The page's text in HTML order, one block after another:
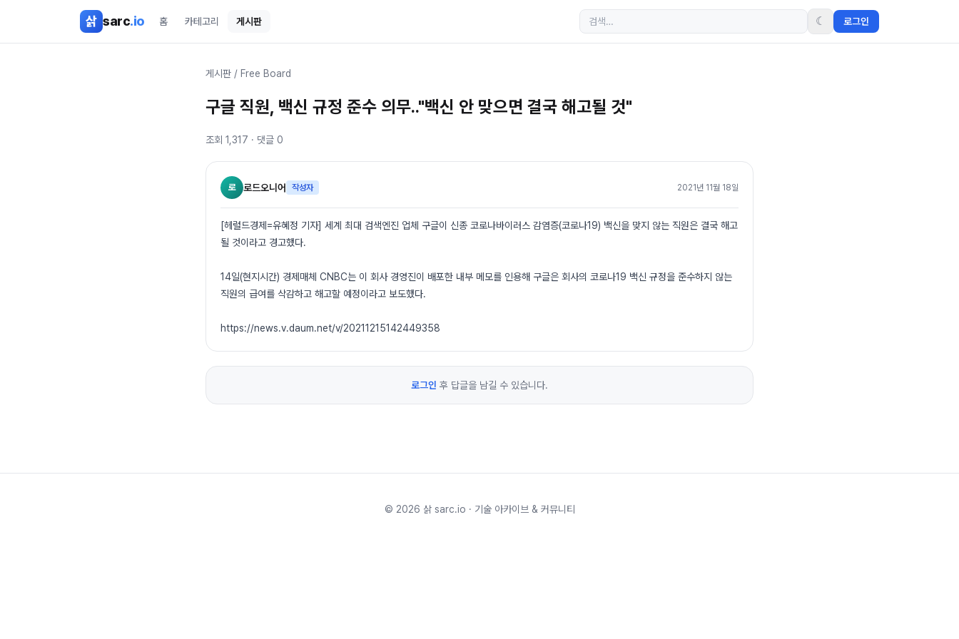
삵 sarc.io 홈 카테고리 게시판 ☾ 로그인
게시판 / Free Board
구글 직원, 백신 규정 준수 의무.."백신 안 맞으면 결국 해고될 것"
조회 1,317 · 댓글 0
로 로드오니어 작성자 2021년 11월 18일
[헤럴드경제=유혜정 기자] 세계 최대 검색엔진 업체 구글이 신종 코로나바이러스 감염증(코로나19) 백신을 맞지 않는 직원은 결국 해고
될 것이라고 경고했다.
14일(현지시간) 경제매체 CNBC는 이 회사 경영진이 배포한 내부 메모를 인용해 구글은 회사의 코로나19 백신 규정을 준수하지 않는
직원의 급여를 삭감하고 해고할 예정이라고 보도했다.
https://news.v.daum.net/v/20211215142449358
로그인 후 답글을 남길 수 있습니다.
© 2026 삵 sarc.io · 기술 아카이브 & 커뮤니티